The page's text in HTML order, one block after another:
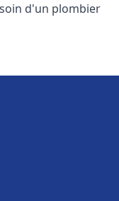
d'un plombier